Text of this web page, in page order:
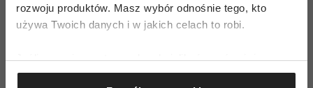
rozwoju produktów. Masz wybór odnośnie tego, kto
używa Twoich danych i w jakich celach to robi.
Jeśli wyrazisz na to zgodę, chcielibyśmy również:
Gromadzić dane dotyczące Twojej lokalizacji
„Niekończący się dzień pracy zaczyna się
wcześnie, głównie od czytania e-maili, a potem